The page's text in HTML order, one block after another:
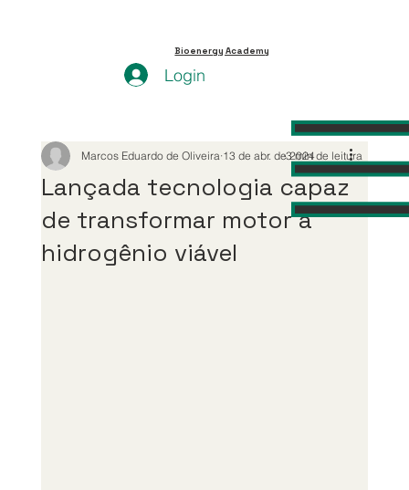
Bioenergy Academy
Login
Lançada tecnologia capaz
de transformar motor a
hidrogênio viável
Marcos Eduardo de Oliveira 13 de abr. de 20243 min de leitura